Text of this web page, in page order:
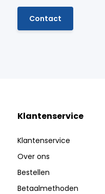
Contact
Klantenservice
Klantenservice
Over ons
Bestellen
Betaalmethoden